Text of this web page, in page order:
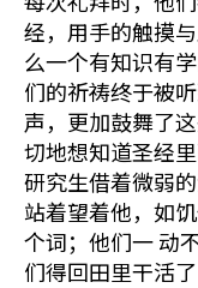
经，用手的触摸
么一个有知识有
们的祈祷终于被
声，更加鼓舞了
切地想知道圣经
研究生借着微弱
站着望着他，如
个词；他们一 动
们得回田里干活